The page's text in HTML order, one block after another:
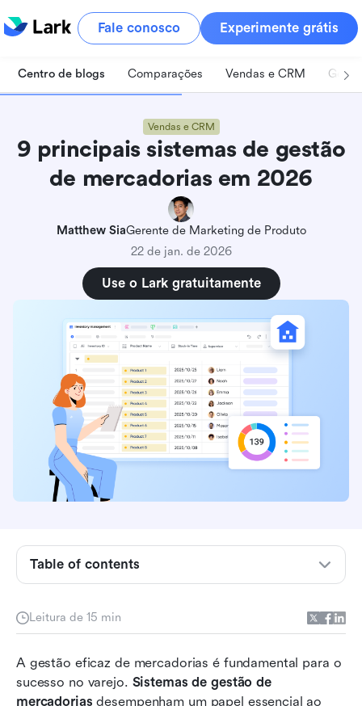
Fale conosco Experimente grátis
Centro de blogs Comparações Vendas e CRM
Vendas e CRM
9 principais sistemas de gestão
de mercadorias em 2026
Matthew SiaGerente de Marketing de Produto
22 de jan. de 2026
Use o Lark gratuitamente
Leitura de 15 min
A gestão eficaz de mercadorias é fundamental para o
sucesso no varejo. Sistemas de gestão de
mercadorias desempenham um papel essencial ao
Table of contents
Um rápido olhar para os 5 melhores sistemas de
O que é um sistema de gestão de mercadorias?
gerenciamento de mercadorias
Navegando pelo mercado: Top 9 sistemas de